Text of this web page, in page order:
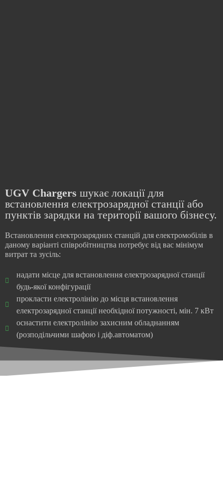
UGV Chargers шукає локації для
встановлення електрозарядної станції або
пунктів зарядки на території вашого бізнесу.
Встановлення електрозарядних станцій для електромобілів в
даному варіанті співробітництва потребує від вас мінімум
витрат та зусіль:
надати місце для встановлення електрозарядної станції
будь-якої конфігурації
прокласти електролінію до місця встановлення
електрозарядної станції необхідної потужності, мін. 7 кВт
оснастити електролінію захисним обладнанням
(розподільчими шафою і діф.автоматом)